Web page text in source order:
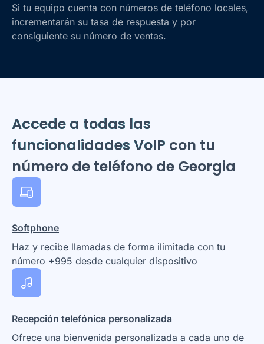
Si tu equipo cuenta con números de teléfono locales,
incrementarán su tasa de respuesta y por
consiguiente su número de ventas.
Accede a todas las
funcionalidades VoIP con tu
número de teléfono de Georgia
Softphone
Haz y recibe llamadas de forma ilimitada con tu
número +995 desde cualquier dispositivo
Recepción telefónica personalizada
Ofrece una bienvenida personalizada a cada uno de